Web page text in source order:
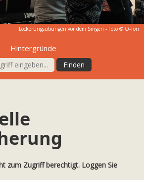
Lockerungsübungen vor dem Singen - Foto © O-Ton
Hintergründe
zum Zugriff berechtigt. Loggen Sie